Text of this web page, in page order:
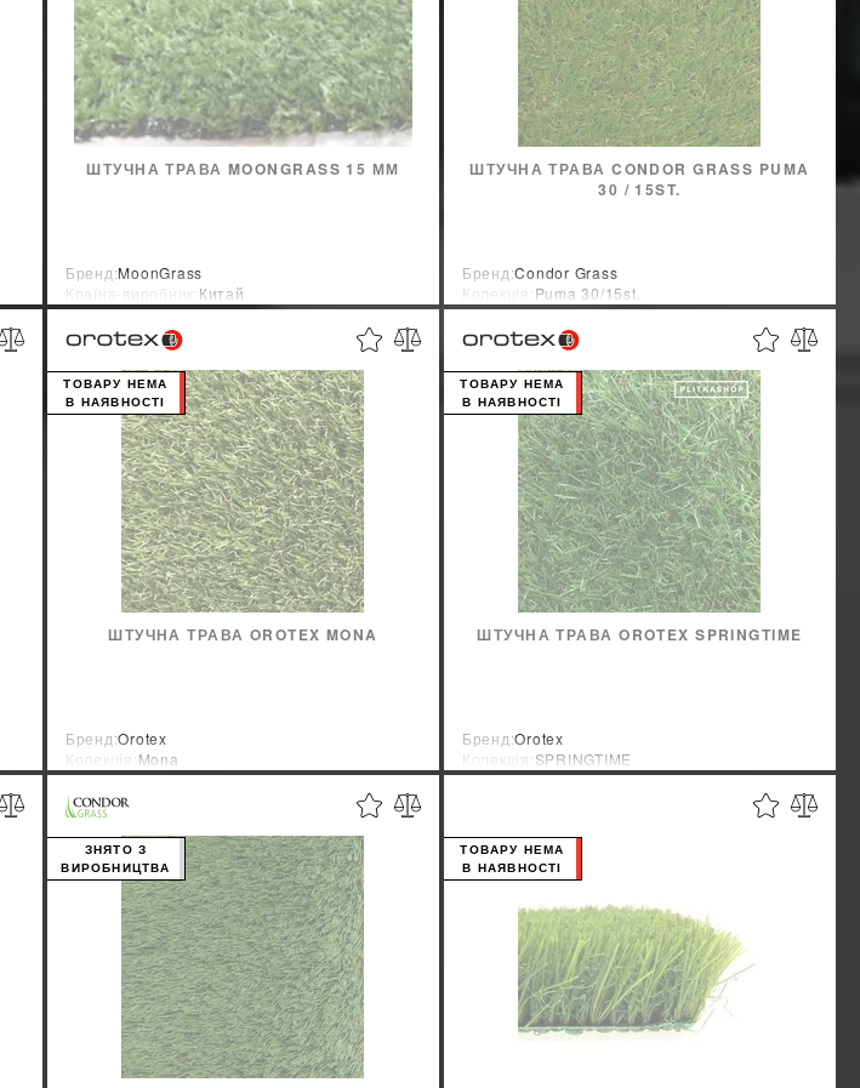
ШТУЧНА ТРАВА MOONGRASS 15 ММ
Бренд:MoonGrass
Країна-виробник:Китай
ШТУЧНА ТРАВА CONDOR GRASS PUMA
30 / 15ST.
Бренд:Condor Grass
Колекція:Puma 30/15st.
Країна-виробник:Нидерланды
ШТУЧНА ТРАВА OROTEX MONA
ТОВАРУ НЕМА
В НАЯВНОСТІ
Бренд:Orotex
Колекція:Mona
Країна-виробник:Бельгия
ШТУЧНА ТРАВА OROTEX SPRINGTIME
ТОВАРУ НЕМА
В НАЯВНОСТІ
Бренд:Orotex
Колекція:SPRINGTIME
Країна-виробник:Бельгия
ЗНЯТО З
ВИРОБНИЦТВА
ТОВАРУ НЕМА
В НАЯВНОСТІ